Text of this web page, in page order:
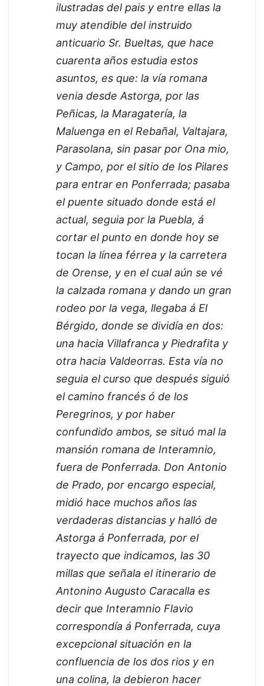
ilustradas del pais y entre ellas la
muy atendible del instruido
anticuario Sr. Bueltas, que hace
cuarenta años estudia estos
asuntos, es que: la vía romana
venia desde Astorga, por las
Peñicas, la Maragatería, la
Maluenga en el Rebañal, Valtajara,
Parasolana, sin pasar por Ona mio,
y Campo, por el sitio de los Pilares
para entrar en Ponferrada; pasaba
el puente situado donde está el
actual, seguia por la Puebla, á
cortar el punto en donde hoy se
tocan la línea férrea y la carretera
de Orense, y en el cual aún se vé
la calzada romana y dando un gran
rodeo por la vega, llegaba á El
Bérgido, donde se dividía en dos:
una hacia Villafranca y Piedrafita y
otra hacia Valdeorras. Esta vía no
seguia el curso que después siguió
el camino francés ó de los
Peregrinos, y por haber
confundido ambos, se situó mal la
mansión romana de Interamnio,
fuera de Ponferrada. Don Antonio
de Prado, por encargo especial,
midió hace muchos años las
verdaderas distancias y halló de
Astorga á Ponferrada, por el
trayecto que indicamos, las 30
millas que señala el itinerario de
Antonino Augusto Caracalla es
decir que Interamnio Flavio
correspondía á Ponferrada, cuya
excepcional situación en la
confluencia de los dos rios y en
una colina, la debieron hacer